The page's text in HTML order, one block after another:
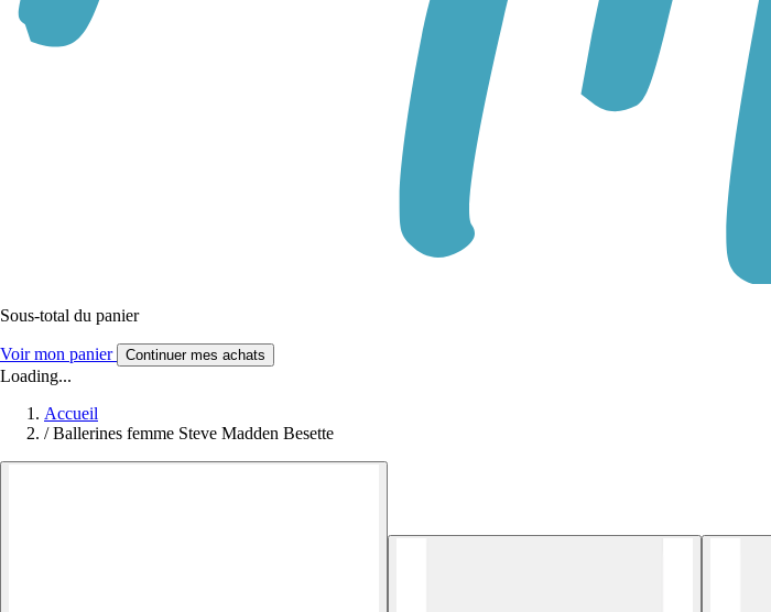
Sous-total du panier
Voir mon panier Continuer mes achats
Loading...
Accueil
/ Ballerines femme Steve Madden Besette